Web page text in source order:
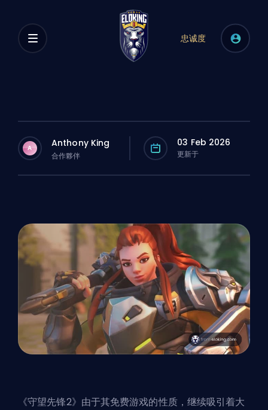
忠诚度
A Anthony King
合作夥伴
03 Feb 2026
更新于
《守望先锋2》由于其免费游戏的性质，继续吸引着大